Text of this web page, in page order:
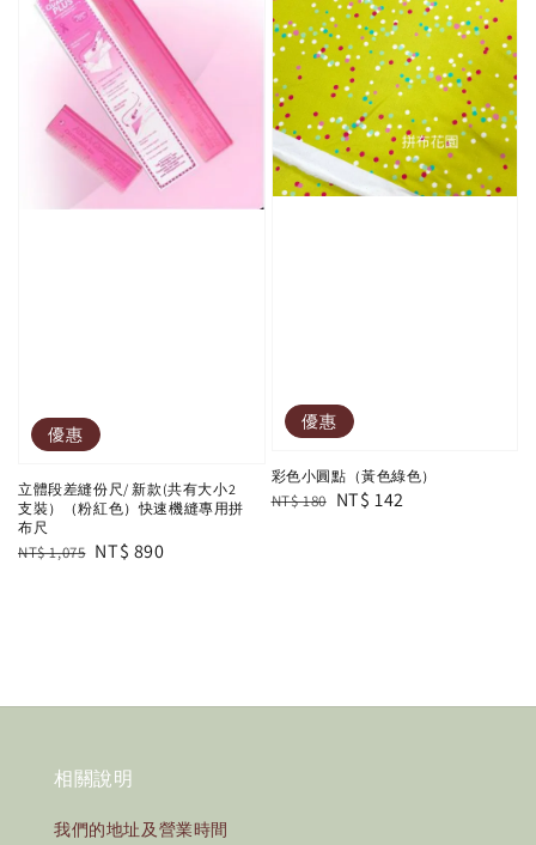
優惠
立體段差縫份尺/ 新款(共有大小2
支裝）（粉紅色）快速機縫專用拼
布尺
Regular
NT$ 1,075 Sale
NT$ 890
優惠
彩色小圓點（黃色綠色）
Regular
NT$ 180 Sale
NT$ 142
相關說明
我們的地址及營業時間